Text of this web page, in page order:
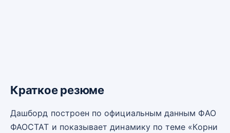
Краткое резюме
Дашборд построен по официальным данным ФАО
ФАОСТАТ и показывает динамику по теме «Корни